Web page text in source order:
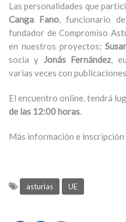
Las personalidades que
Canga Fano, funcionario
fundador de Compromiso
en nuestros proyectos;
socia y Jonás Fernández,
varias veces con
El encuentro online. tendrá
de las 12:00 horas.
Más información e inscripción
asturias UE